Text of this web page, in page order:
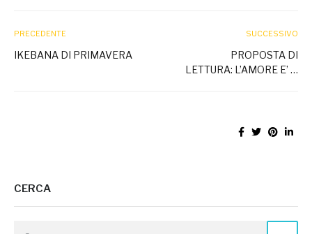
PRECEDENTE
IKEBANA DI PRIMAVERA
SUCCESSIVO
PROPOSTA DI
LETTURA: L’AMORE E’ …
CERCA